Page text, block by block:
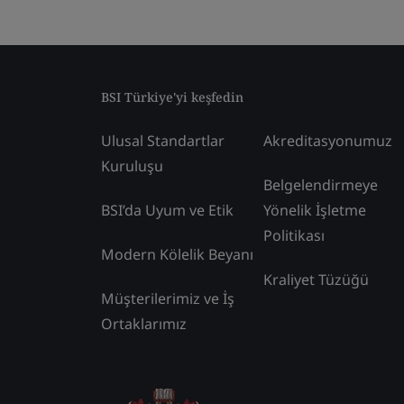
BSI Türkiye'yi keşfedin
Ulusal Standartlar
Kuruluşu
BSI’da Uyum ve Etik
Modern Kölelik Beyanı
Müşterilerimiz ve İş
Ortaklarımız
Akreditasyonumuz
Belgelendirmeye
Yönelik İşletme
Politikası
Kraliyet Tüzüğü